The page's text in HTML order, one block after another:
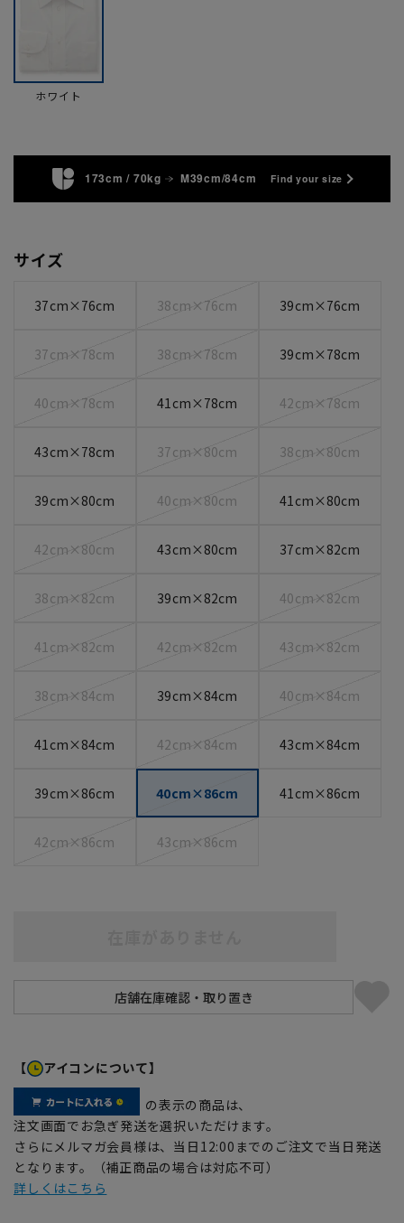
ホワイト
173cm / 70kg M39cm/84cm Find your size
サイズ
37cm×76cm 38cm×76cm 39cm×76cm
37cm×78cm 38cm×78cm 39cm×78cm
40cm×78cm 41cm×78cm 42cm×78cm
43cm×78cm 37cm×80cm 38cm×80cm
39cm×80cm 40cm×80cm 41cm×80cm
42cm×80cm 43cm×80cm 37cm×82cm
38cm×82cm 39cm×82cm 40cm×82cm
41cm×82cm 42cm×82cm 43cm×82cm
38cm×84cm 39cm×84cm 40cm×84cm
41cm×84cm 42cm×84cm 43cm×84cm
39cm×86cm 40cm×86cm 41cm×86cm
42cm×86cm 43cm×86cm
【 アイコンについて】
の表示の商品は、
注文画面でお急ぎ発送を選択いただけます。
さらにメルマガ会員様は、当日12:00までのご注文で当日発送
となります。（補正商品の場合は対応不可）
詳しくはこちら